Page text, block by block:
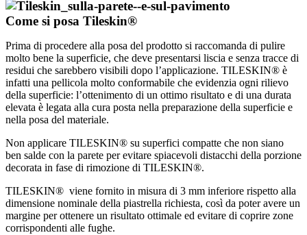
Come si posa Tileskin®
Prima di procedere alla posa del prodotto si raccomanda di pulire
molto bene la superficie, che deve presentarsi liscia e senza tracce di
residui che sarebbero visibili dopo l’applicazione. TILESKIN® è
infatti una pellicola molto conformabile che evidenzia ogni rilievo
della superficie: l’ottenimento di un ottimo risultato e di una durata
elevata è legata alla cura posta nella preparazione della superficie e
nella posa del materiale.
Non applicare TILESKIN® su superfici compatte che non siano
ben salde con la parete per evitare spiacevoli distacchi della porzione
decorata in fase di rimozione di TILESKIN®.
TILESKIN® viene fornito in misura di 3 mm inferiore rispetto alla
dimensione nominale della piastrella richiesta, così da poter avere un
margine per ottenere un risultato ottimale ed evitare di coprire zone
corrispondenti alle fughe.